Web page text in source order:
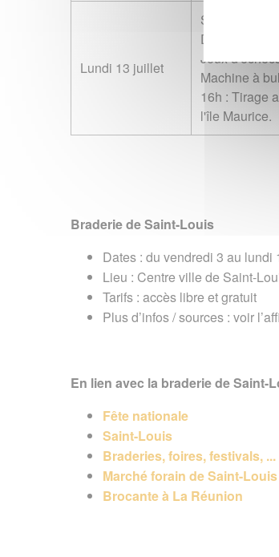
Lundi 13 juillet
Stand
Distribution
Jeux
Machine à
16h : Tirage
l'île Maurice.
Braderie de Saint-Louis
Dates : du vendredi 3 au lundi
Lieu : Centre ville de Saint-
Tarifs : accès libre et gratuit
Plus d’infos / sources : voir
En lien avec la braderie de Saint-
Fête nationale
Saint-Louis
Braderies, foires, festivals,
Marché forain de Saint-Louis
Brocante à La Réunion